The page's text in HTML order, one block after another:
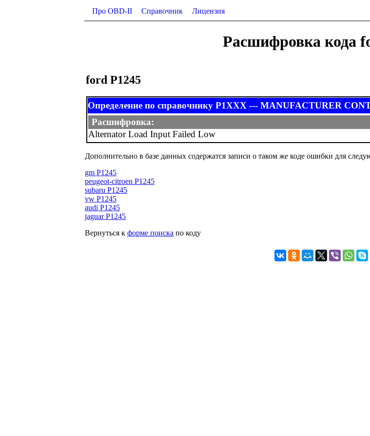
Про OBD-II Справочник Лицензия
Расшифровка кода
ford P1245
Определение по справочнику P1XXX --- MANUFACTURER
Расшифровка:
Alternator Load Input Failed Low
Дополнительно в базе данных содержатся записи о таком же коде ошибки для
gm P1245
peugeot-citroen P1245
subaru P1245
vw P1245
audi P1245
jaguar P1245
Вернуться к форме поиска по коду